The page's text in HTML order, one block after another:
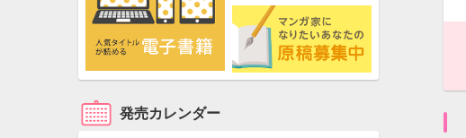
発売カレンダー